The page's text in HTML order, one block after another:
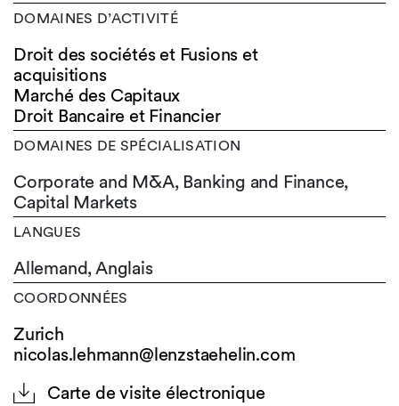
DOMAINES D’ACTIVITÉ
Droit des sociétés et Fusions et
acquisitions
Marché des Capitaux
Droit Bancaire et Financier
DOMAINES DE SPÉCIALISATION
Corporate and M&A, Banking and Finance,
Capital Markets
LANGUES
Allemand,Anglais
COORDONNÉES
Zurich
nicolas.lehmann@lenzstaehelin.com
Carte de visite électronique